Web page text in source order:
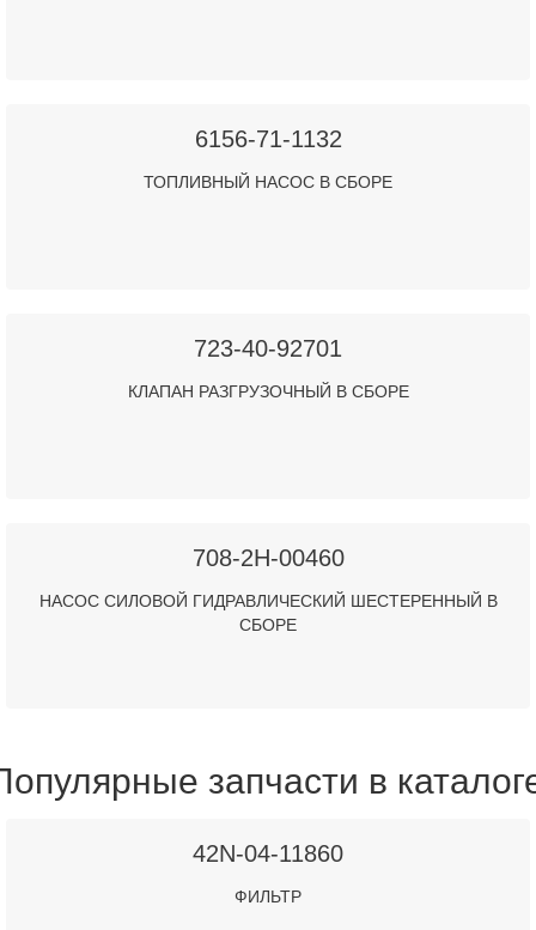
6156-71-1132
ТОПЛИВНЫЙ НАСОС В СБОРЕ
723-40-92701
КЛАПАН РАЗГРУЗОЧНЫЙ В СБОРЕ
708-2H-00460
НАСОС СИЛОВОЙ ГИДРАВЛИЧЕСКИЙ ШЕСТЕРЕННЫЙ В
СБОРЕ
запчасти в
42N-04-11860
ФИЛЬТР